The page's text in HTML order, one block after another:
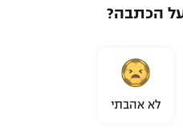
הכתבה?
לא אהבתי